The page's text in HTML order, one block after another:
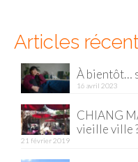
Hanoi
Hué
Articles
À bientôt…
16 avril 2023
CHIANG
vieille ville
21 février 2019